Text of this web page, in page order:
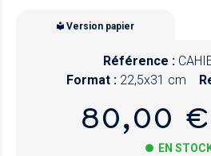
Version papier
Référence :
Format : 22,5x31 cm
80,00 €
EN